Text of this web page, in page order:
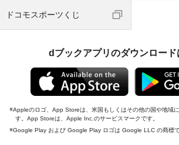
ドコモスポーツくじ
dブックアプリのダウンロード
Appleのロゴ、App Storeは、米国もしくはその他の国や地域
す。App Storeは、Apple Inc.のサービスマークです。
Google Play および Google Play ロゴは Google LLC の商標で